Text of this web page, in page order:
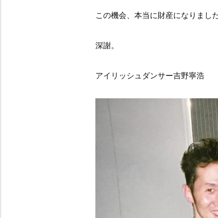
この機会、本当に財産になりまし
深謝。
アイリッシュダンサー吉野寧浩